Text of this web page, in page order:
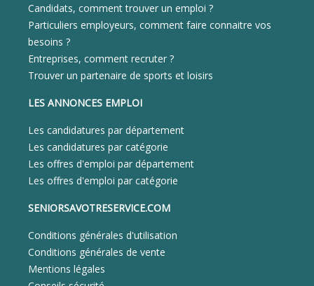
Candidats, comment trouver un emploi ?
Particuliers employeurs, comment faire connaitre vos
besoins ?
Entreprises, comment recruter ?
Trouver un partenaire de sports et loisirs
LES ANNONCES EMPLOI
Les candidatures par département
Les candidatures par catégorie
Les offres d'emploi par département
Les offres d'emploi par catégorie
SENIORSAVOTRESERVICE.COM
Conditions générales d'utilisation
Conditions générales de vente
Mentions légales